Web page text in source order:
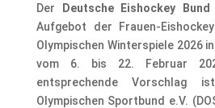
Der Deutsche Eishockey Bund
Aufgebot der Frauen-
Olympischen Winterspiele 2026
vom 6. bis 22. Februar
entsprechende Vorschlag
Olympischen Sportbund e.V.